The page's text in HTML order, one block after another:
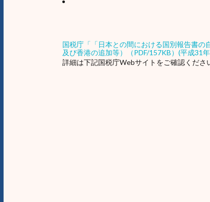
国税庁「「日本との間における国別報告書
及び香港の追加等）（PDF/157KB）(平成31
詳細は下記国税庁Webサイトをご確認くだ